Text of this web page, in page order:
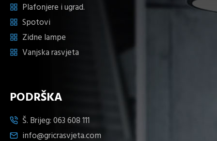
Plafonjere i ugrad.
Spotovi
Zidne lampe
Vanjska rasvjeta
PODRŠKA
Š. Brijeg:063 608 111
info@gricrasvjeta.com